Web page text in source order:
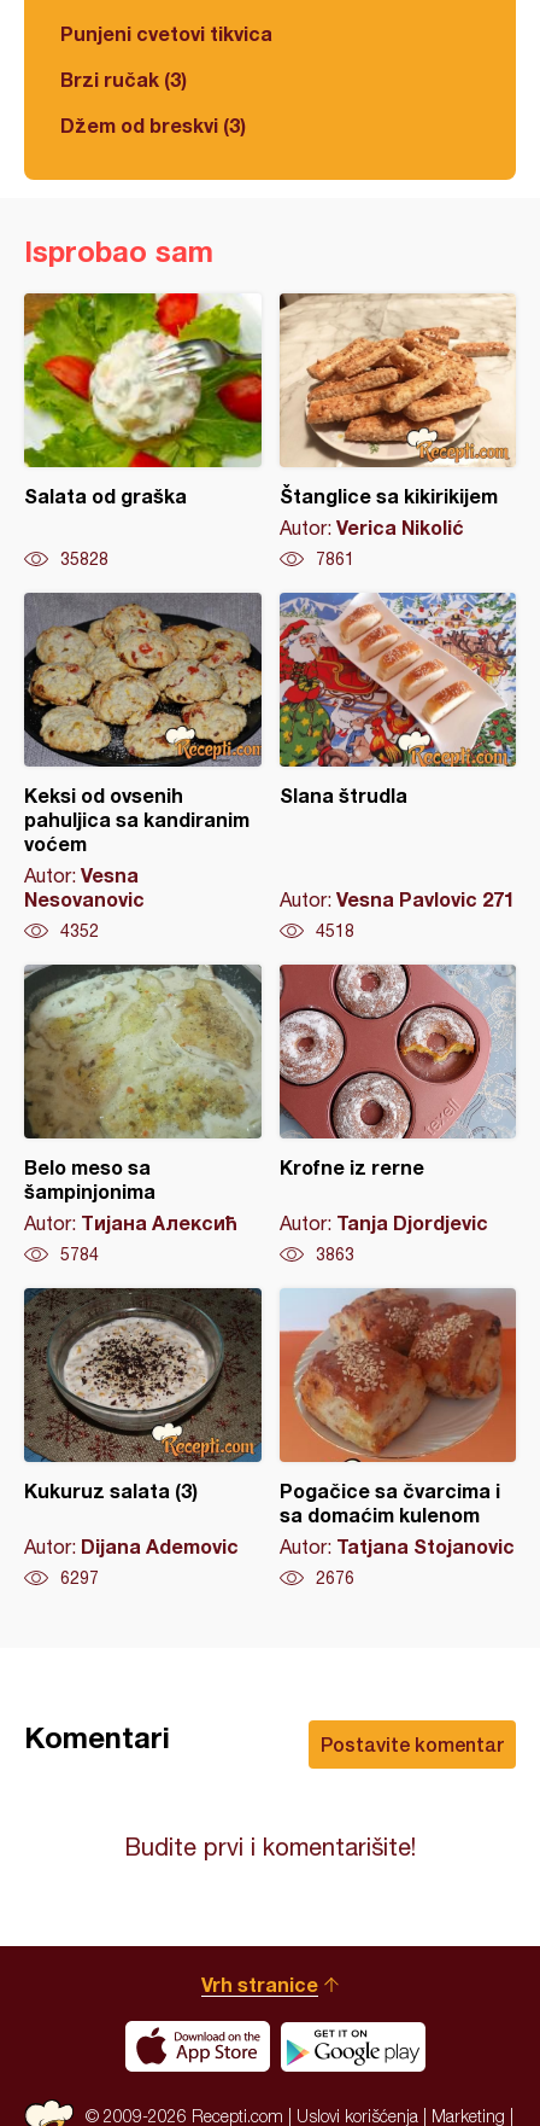
Punjeni cvetovi tikvica
Brzi ručak (3)
Džem od breskvi (3)
Isprobao sam
Salata od graška
35828
Štanglice sa kikirikijem
Autor: Verica Nikolić
7861
Keksi od ovsenih
pahuljica sa kandiranim
voćem
Autor: Vesna
Nesovanovic
4352
Slana štrudla
Autor: Vesna Pavlovic 271
4518
Belo meso sa
šampinjonima
Autor: Тијана Алексић
5784
Krofne iz rerne
Autor: Tanja Djordjevic
3863
Kukuruz salata (3)
Autor: Dijana Ademovic
6297
Pogačice sa čvarcima i
sa domaćim kulenom
Autor: Tatjana Stojanovic
2676
Postavite komentar
Komentari
Budite prvi i komentarišite!
Vrh stranice
© 2009-2026 Recepti.com | Uslovi korišćenja Marketing